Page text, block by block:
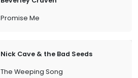
Promise Me
Nick Cave & the Bad Seeds
The Weeping Song